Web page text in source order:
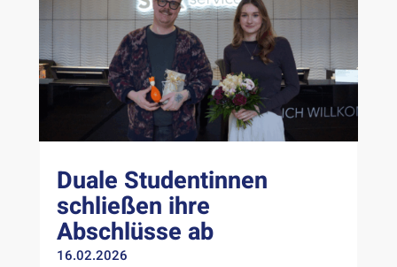
Duale Studentinnen
schließen ihre
Abschlüsse ab
16.02.2026